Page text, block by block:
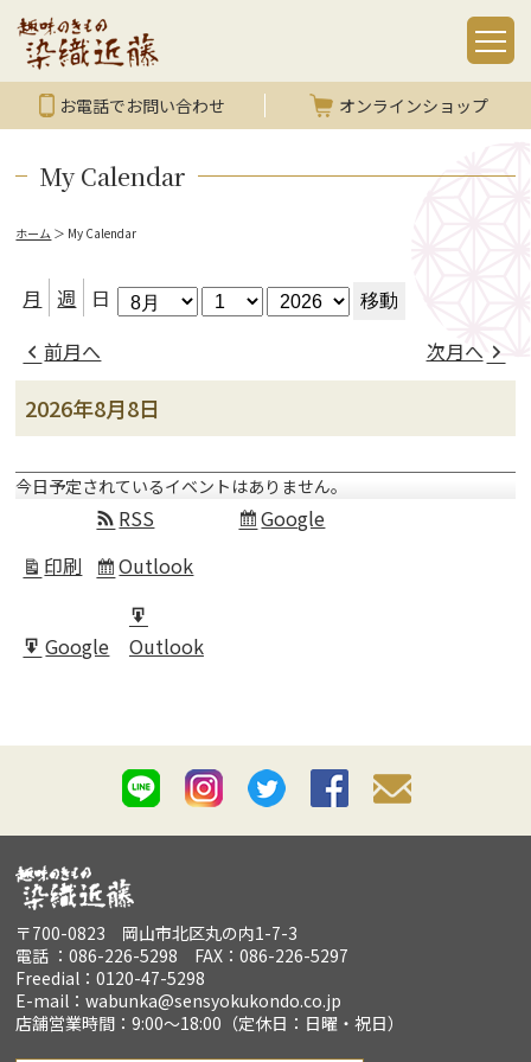
お電話でお問い合わせ オンラインショップ
My Calendar
ホーム ＞ My Calendar
月 週 日 月 日 年
前月へ 次月へ
2026年8月8日
今日予定されているイベントはありません。
印刷
表
RSS
Subscribe
Google
Subscribe
Outlook
Export
Google
for
Outlook
〒700-0823 岡山市北区丸の内1-7-3
電話 ：086-226-5298 FAX：086-226-5297
Freedial：0120-47-5298
E-mail：wabunka@sensyokukondo.co.jp
店舗営業時間：9:00～18:00（定休日：日曜・祝日）